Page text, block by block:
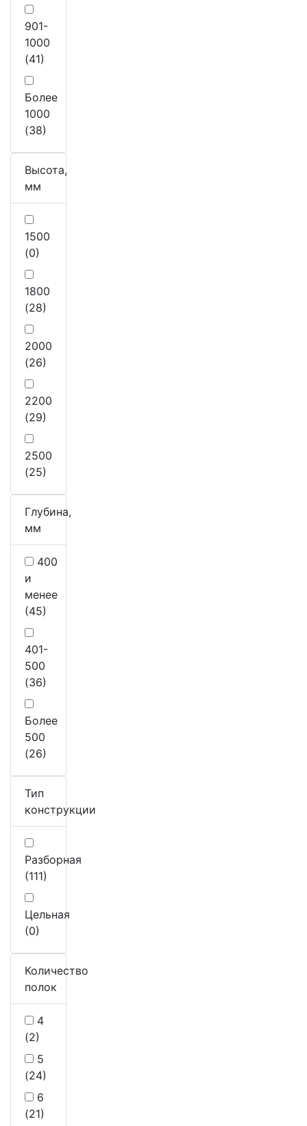
901-
1000
(41)
Более
1000
(38)
Высота,
мм
1500
(0)
1800
(28)
2000
(26)
2200
(29)
2500
(25)
Глубина,
мм
400
и
менее
(45)
401-
500
(36)
Более
500
(26)
Тип
конструкции
Разборная
(111)
Цельная
(0)
Количество
полок
4
(2)
5
(24)
6
(21)